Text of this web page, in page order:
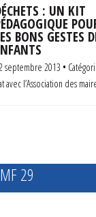
: UN KIT
BONS GESTES
septembre 2013 •
avec l’Association des
29